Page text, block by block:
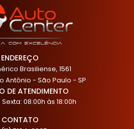
ENDEREÇO
Brasiliense, 1561
Antônio - São Paulo - SP
DE ATENDIMENTO
08:00h às 18:00h
CONTATO